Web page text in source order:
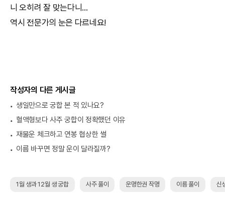
니 오히려 잘 맞는다니...
역시 전문가의 눈은 다르네요!
작성자의 다른 게시글
생일만으로 궁합 본 적 있나요?
혈액형보다 사주 궁합이 정확했던 이유
재물운 체크하고 연봉 협상한 썰
이름 바꾸면 정말 운이 달라질까?
1월 생과 12월 생 궁합 사주 풀이 운명한권 작명 이름 풀이 신